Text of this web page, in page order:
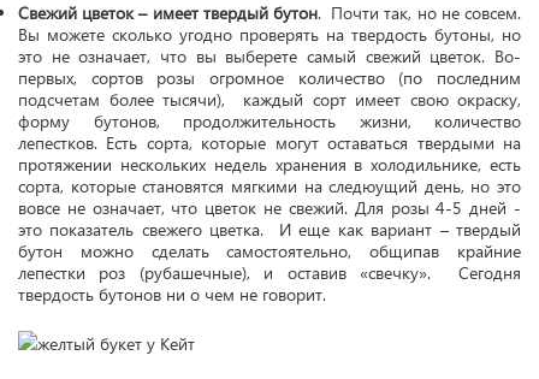
Свежий цветок – имеет твердый бутон. Почти так, но не совсем.
Вы можете сколько угодно проверять на твердость бутоны, но
это не означает, что вы выберете самый свежий цветок. Во-
первых, сортов розы огромное количество (по последним
подсчетам более тысячи), каждый сорт имеет свою окраску,
форму бутонов, продолжительность жизни, количество
лепестков. Есть сорта, которые могут оставаться твердыми на
протяжении нескольких недель хранения в холодильнике, есть
сорта, которые становятся мягкими на следюущий день, но это
вовсе не означает, что цветок не свежий. Для розы 4-5 дней -
это показатель свежего цветка. И еще как вариант – твердый
бутон можно сделать самостоятельно, общипав крайние
лепестки роз (рубашечные), и оставив «свечку». Сегодня
твердость бутонов ни о чем не говорит.